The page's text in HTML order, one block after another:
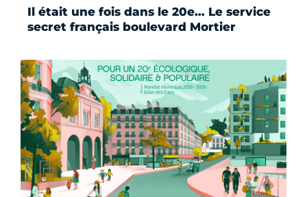
Il était une fois dans le 20e… Le service
secret français boulevard Mortier